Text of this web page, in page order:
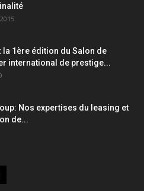
la 1ère édition du Salon de
international de prestige...
Nos expertises du leasing et
de...